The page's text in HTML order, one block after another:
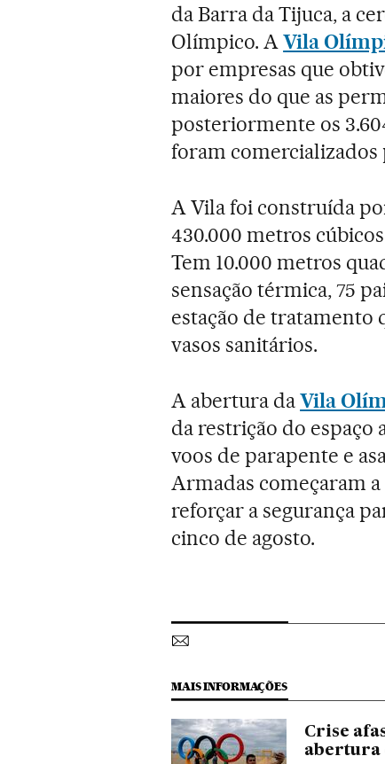
da Barra da Tijuca, a
Olímpico. AVila
por empresas que
maiores do que as
posteriormente os
foram comercializados
A Vila foi construída
430.000 metros
Tem 10.000 metros
sensação térmica, 75
estação de tratamento
vasos sanitários.
A abertura daVila
da restrição do espaço
voos de parapente e
Armadas começaram
reforçar a segurança
cinco de agosto.
MAIS INFORMAÇÕES
Crise
abertura